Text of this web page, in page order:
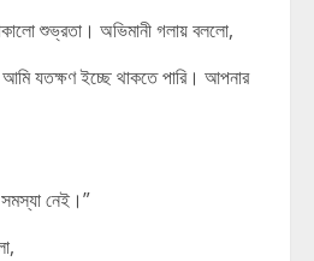
শুভ্রতা। অভিমানী গলায় বললো,
যতক্ষণ ইচ্ছে থাকতে পারি। আপনার
নেই।”